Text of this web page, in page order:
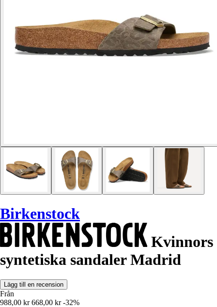
Birkenstock
Kvinnors
syntetiska sandaler Madrid
Lägg till en recension
Från
988,00 kr 668,00 kr -32%